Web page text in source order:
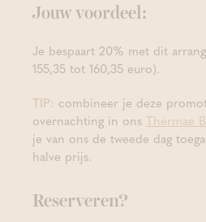
Jouw voordeel:
Je bespaart 20% met dit
155,35 tot 160,35 euro).
TIP: combineer je deze
overnachting in ons Thermae
je van ons de tweede dag
halve prijs.
Reserveren?